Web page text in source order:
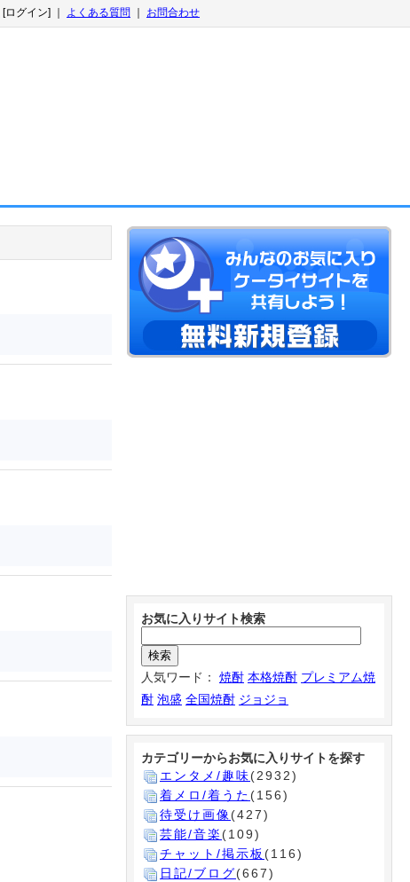
[ログイン] ｜ よくある質問 お問合わせ
お気に入りサイト検索
人気ワード： 焼酎 本格焼酎 プレミアム焼
酎 泡盛 全国焼酎 ジョジョ
カテゴリーからお気に入りサイトを探す
エンタメ/趣味(2932)
着メロ/着うた (156)
待受け画像(427)
芸能/音楽 (109)
チャット/掲示板 (116)
日記/ブログ(667)